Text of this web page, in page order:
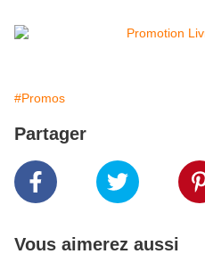
#Promos
Partager
Vous aimerez aussi